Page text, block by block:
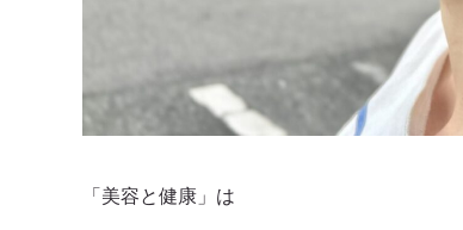
「美容と健康」は